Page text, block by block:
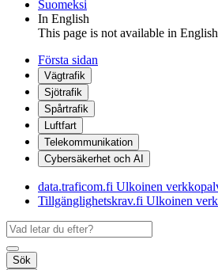
Suomeksi
In English
This page is not available in
Första sidan
Vägtrafik
Sjötrafik
Spårtrafik
Luftfart
Telekommunikation
Cybersäkerhet och AI
data.traficom.fi Ulkoinen
Tillgänglighetskrav.fi Ulkoinen
Sök